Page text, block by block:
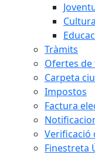
Cultura
Tràmits
Ofertes
Carpeta
Impostos
Factura
Verificació
Finestreta